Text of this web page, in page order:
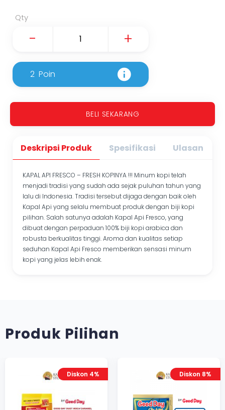
Qty
+
-
2 Poin
BELI SEKARANG
Deskripsi Produk Spesifikasi Ulasan
KAPAL API FRESCO – FRESH KOPINYA !!! Minum kopi telah
menjadi tradisi yang sudah ada sejak puluhan tahun yang
lalu di Indonesia. Tradisi tersebut dijaga dengan baik oleh
Kapal Api yang selalu membuat produk dengan biji kopi
pilihan. Salah satunya adalah Kapal Api Fresco, yang
dibuat dengan perpaduan 100% biji kopi arabica dan
robusta berkualitas tinggi. Aroma dan kualitas setiap
seduhan Kapal Api Fresco memberikan sensasi minum
kopi yang jelas lebih enak.
Produk Pilihan
Diskon 4% Diskon 8%